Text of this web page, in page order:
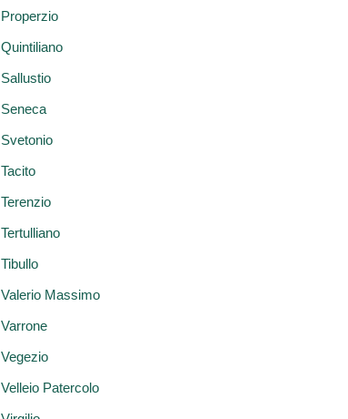
Properzio
Quintiliano
Sallustio
Seneca
Svetonio
Tacito
Terenzio
Tertulliano
Tibullo
Valerio Massimo
Varrone
Vegezio
Velleio Patercolo